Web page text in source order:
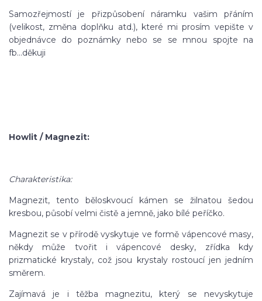
Samozřejmostí je přizpůsobení náramku vašim přáním
(velikost, změna doplňku atd.), které mi prosím vepište v
objednávce do poznámky nebo se se mnou spojte na
fb...děkuji
Howlit / Magnezit:
Charakteristika:
Magnezit, tento běloskvoucí kámen se žilnatou šedou
kresbou, působí velmi čistě a jemně, jako bílé peříčko.
Magnezit se v přírodě vyskytuje ve formě vápencové masy,
někdy může tvořit i vápencové desky, zřídka kdy
prizmatické krystaly, což jsou krystaly rostoucí jen jedním
směrem.
Zajímavá je i těžba magnezitu, který se nevyskytuje